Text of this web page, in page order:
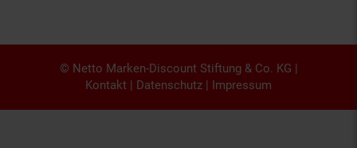
© Netto Marken-Discount Stiftung & Co. KG |
Kontakt | Datenschutz | Impressum